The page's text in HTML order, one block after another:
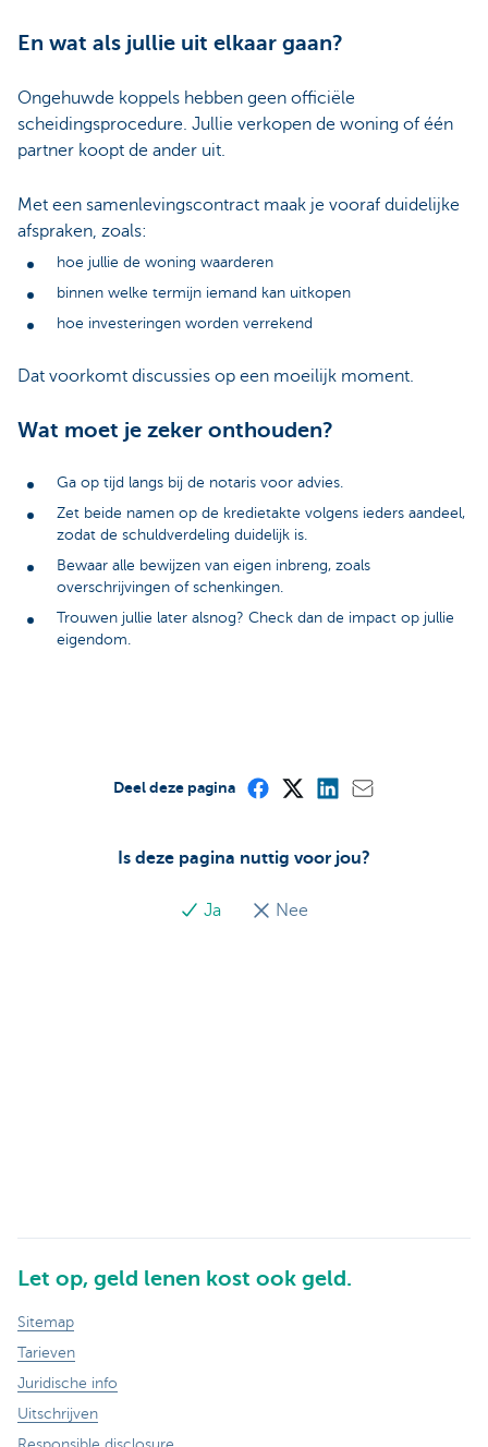
En wat als jullie uit elkaar gaan?
Ongehuwde koppels hebben geen officiële
scheidingsprocedure. Jullie verkopen de woning of één
partner koopt de ander uit.
Met een samenlevingscontract maak je vooraf duidelijke
afspraken, zoals:
hoe jullie de woning waarderen
binnen welke termijn iemand kan uitkopen
hoe investeringen worden verrekend
Dat voorkomt discussies op een moeilijk moment.
Wat moet je zeker onthouden?
Ga op tijd langs bij de notaris voor advies.
Zet beide namen op de kredietakte volgens ieders aandeel,
zodat de schuldverdeling duidelijk is.
Bewaar alle bewijzen van eigen inbreng, zoals
overschrijvingen of schenkingen.
Trouwen jullie later alsnog? Check dan de impact op jullie
eigendom.
Is deze pagina nuttig voor jou?
Ja Nee
Deel deze pagina
Let op, geld lenen kost ook geld.
Sitemap
Tarieven
Juridische info
Uitschrijven